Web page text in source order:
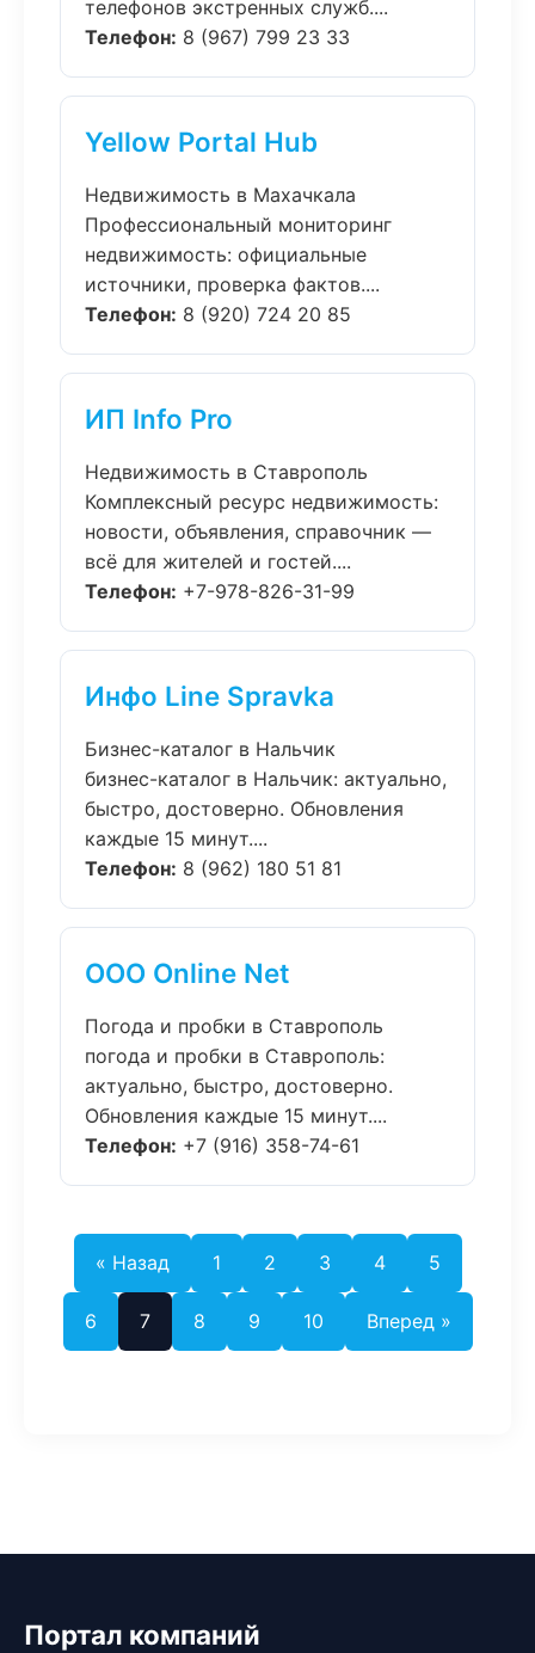
телефонов экстренных служб....
Телефон: 8 (967) 799 23 33
Yellow Portal Hub
Недвижимость в Махачкала
Профессиональный мониторинг
недвижимость: официальные
источники, проверка фактов....
Телефон: 8 (920) 724 20 85
ИП Info Pro
Недвижимость в Ставрополь
Комплексный ресурс недвижимость:
новости, объявления, справочник —
всё для жителей и гостей....
Телефон: +7-978-826-31-99
Инфо Line Spravka
Бизнес-каталог в Нальчик
бизнес-каталог в Нальчик: актуально,
быстро, достоверно. Обновления
каждые 15 минут....
Телефон: 8 (962) 180 51 81
ООО Online Net
Погода и пробки в Ставрополь
погода и пробки в Ставрополь:
актуально, быстро, достоверно.
Обновления каждые 15 минут....
Телефон: +7 (916) 358-74-61
« Назад 1 2 3 4 5
6 7 8 9 10 Вперед »
Портал компаний